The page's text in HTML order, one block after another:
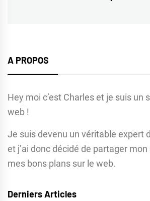
A PROPOS
Hey moi c’est Charles et je suis un
web !
Je suis devenu un véritable expert
et j’ai donc décidé de partager
mes bons plans sur le web.
Derniers Articles